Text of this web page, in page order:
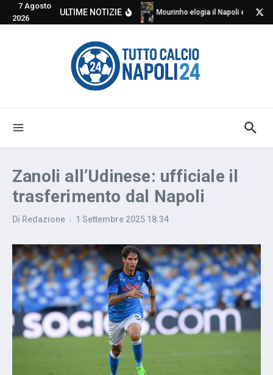
Salta al contenuto
7 Agosto
2026
ULTIME NOTIZIE Mourinho elogia il Napoli e critica
Zanoli all’Udinese: ufficiale il
trasferimento dal Napoli
Di Redazione 1 Settembre 2025 18:34